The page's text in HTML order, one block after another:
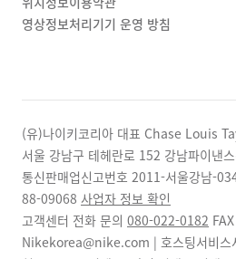
영상정보처리기기 운영 방침
(유)나이키코리아 대표 Chase Louis
서울 강남구 테헤란로 152 강남파이낸
통신판매업신고번호 2011-서울강남-
88-09068 사업자 정보 확인
고객센터 전화 문의 080-022-0182 FAX
Nikekorea@nike.com | 호스팅서비스